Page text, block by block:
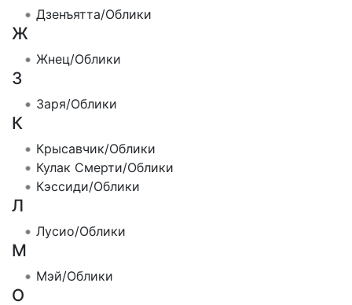
Дзенъятта/Облики
Ж
Жнец/Облики
З
Заря/Облики
К
Крысавчик/Облики
Кулак Смерти/Облики
Кэссиди/Облики
Л
Лусио/Облики
М
Мэй/Облики
О